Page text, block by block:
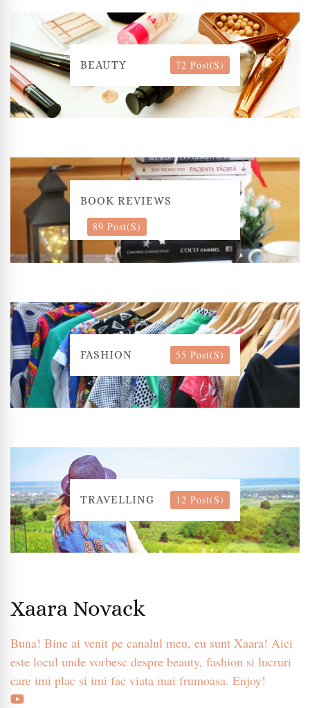
BEAUTY 72 Post(s)
BOOK REVIEWS
89 Post(s)
FASHION 55 Post(s)
TRAVELLING 12 Post(s)
Xaara Novack
Buna! Bine ai venit pe canalul meu, eu sunt Xaara! Aici
este locul unde vorbesc despre beauty, fashion si lucruri
care imi plac si imi fac viata mai frumoasa. Enjoy!